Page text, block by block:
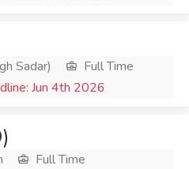
Sadar)
Full Time
Jun 4th 2026
Full Time